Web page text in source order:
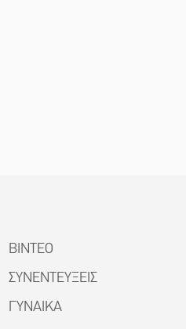
ΒΙΝΤΕΟ
ΣΥΝΕΝΤΕΥΞΕΙΣ
ΓΥΝΑΙΚΑ